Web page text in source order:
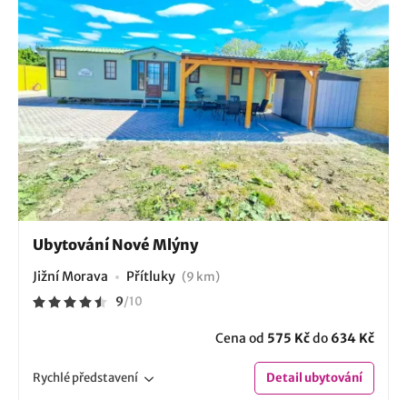
Ubytování Nové Mlýny
Jižní Morava Přítluky (9 km)
9/10
Cena od 575 Kčdo 634 Kč
Rychlépředstavení Detailubytování